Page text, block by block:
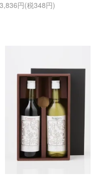
3,836円(税348円)